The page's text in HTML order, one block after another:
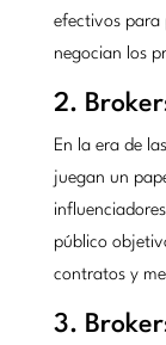
efectivos para
negocian los
2.
En la era de
juegan un
público
contratos y
3.